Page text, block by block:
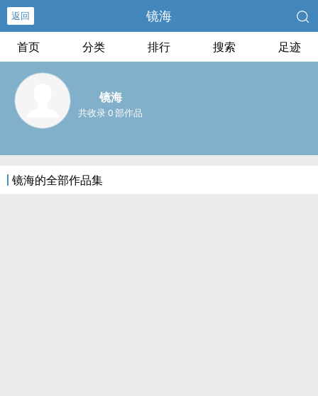
返回 镜海
首页 分类 排行 搜索 足迹
镜海
共收录 0 部作品
镜海的全部作品集